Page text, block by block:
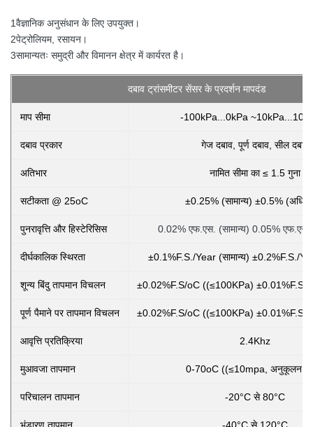
1वैज्ञानिक अनुसंधान के लिए उपयुक्त।
2पेट्रोलियम, रसायन।
3सामान्यतः समुद्री और विमानन क्षेत्र में कार्यरत है।
दबाव ट्रांसमीटर सेंसर के प्रदर्शन मापदंड
माप सीमा -100kPa...0kPa
दबाव प्रकार गेज दबाव, पूर्ण दबाव, सील दबाव
अतिभार नामित सीमा का ≤ 1.5 गुना
सटीकता @ 25oC ±0.25% (सामान्य) ±0.5%
पुनरावृत्ति और हिस्टेरिसिस 0.02% एफ.एस. (सामान्य) 0.05%
दीर्घकालिक स्थिरता ±0.1%F.S./Year (सामान्य) ±0.2%F.S./
शून्य बिंदु तापमान विचलन ±0.02%F.S/oC ((≤100KPa) ±0.01%F.S/
पूर्ण पैमाने पर तापमान विचलन ±0.02%F.S/oC ((≤100KPa) ±0.01%F.S/
आवृत्ति प्रतिक्रिया 2.4Khz
मुआवजा तापमान 0-70oC ((≤10mpa, अनुकूलन
परिचालन तापमान -20°C से 80°C